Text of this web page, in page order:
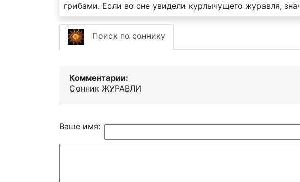
грибами. Если во сне увидели курлычущего журавля,
Поиск по соннику
Комментарии:
Сонник ЖУРАВЛИ
Ваше имя: